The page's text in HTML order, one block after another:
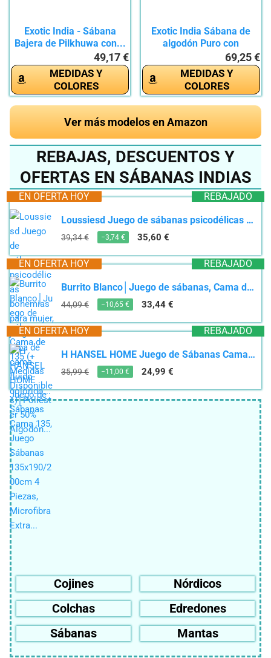
Exotic India - Sábana
Bajera de Pilkhuwa con...
49,17 €
MEDIDAS Y
COLORES
Exotic India Sábana de
algodón Puro con
69,25 €
MEDIDAS Y
COLORES
Ver más modelos en Amazon
REBAJAS, DESCUENTOS Y
OFERTAS EN SÁBANAS INDIAS
REBAJADO
EN OFERTA HOY
Loussiesd Juego de sábanas psicodélicas bohemias para mujer, juego de ropa de cama fluido colorido...
39,34 € −3,74 € 35,60 €
REBAJADO
EN OFERTA HOY
Burrito Blanco│Juego de sábanas, Cama de 135 (+ Medidas Disponibles)│Poliéster 50% Algodón...
44,09 € −10,65 € 33,44 €
REBAJADO
EN OFERTA HOY
H HANSEL HOME Juego de Sábanas Cama 135, Juego Sábanas 135x190/200cm 4 Piezas, Microfibra Extra...
35,99 € −11,00 € 24,99 €
Cojines
Nórdicos
Colchas
Edredones
Sábanas
Mantas